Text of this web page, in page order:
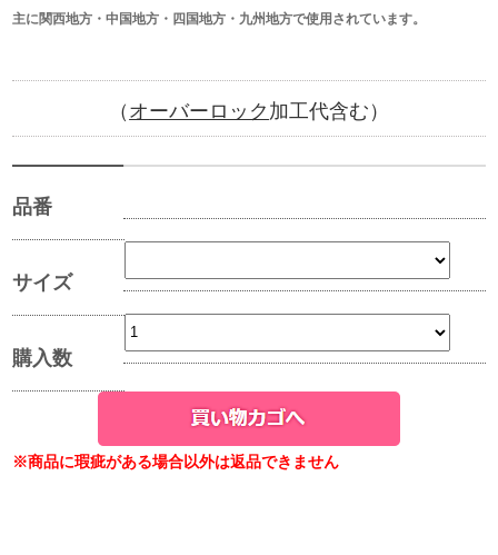
主に関西地方・中国地方・四国地方・九州地方で使用されています。
（ オーバーロック 加工代含む）
品番
サイズ
購入数
※商品に瑕疵がある場合以外は返品できません